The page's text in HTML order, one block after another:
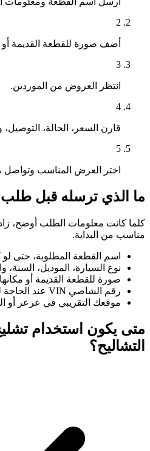
2
أضف صورة للقطعة القديمة
3
انتظر العروض من الموردين.
4
قارن السعر، الحالة،
5
اختر العرض المناسب وتواصل
ما الذي ترسله قبل
كلما كانت معلومات الطلب
مناسب من البداية.
اسم القطعة المطلوبة، حتى لو
نوع السيارة، الموديل،
صورة للقطعة القديمة أو
رقم الشاصي VIN عند الحاجة لتأكيد التوافق.
موقعك التقريبي في عرعر أو
متى يكون استخدام
التشاليح؟